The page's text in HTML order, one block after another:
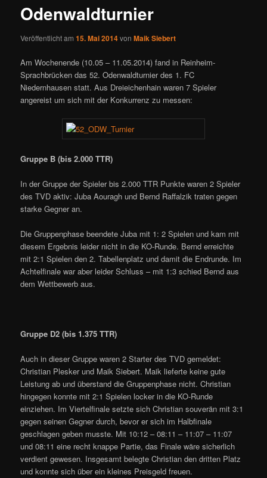
Odenwaldturnier
Veröffentlicht am15. Mai 2014vonMaik Siebert
Am Wochenende (10.05 – 11.05.2014) fand in Reinheim-
Sprachbrücken das 52. Odenwaldturnier des 1. FC
Niedernhausen statt. Aus Dreieichenhain waren 7 Spieler
angereist um sich mit der Konkurrenz zu messen:
Gruppe B (bis 2.000 TTR)
In der Gruppe der Spieler bis 2.000 TTR Punkte waren 2 Spieler
des TVD aktiv: Juba Aouragh und Bernd Raffalzik traten gegen
starke Gegner an.
Die Gruppenphase beendete Juba mit 1: 2 Spielen und kam mit
diesem Ergebnis leider nicht in die KO-Runde. Bernd erreichte
mit 2:1 Spielen den 2. Tabellenplatz und damit die Endrunde. Im
Achtelfinale war aber leider Schluss – mit 1:3 schied Bernd aus
dem Wettbewerb aus.
Gruppe D2 (bis 1.375 TTR)
Auch in dieser Gruppe waren 2 Starter des TVD gemeldet:
Christian Plesker und Maik Siebert. Maik lieferte keine gute
Leistung ab und überstand die Gruppenphase nicht. Christian
hingegen konnte mit 2:1 Spielen locker in die KO-Runde
einziehen. Im Viertelfinale setzte sich Christian souverän mit 3:1
gegen seinen Gegner durch, bevor er sich im Halbfinale
geschlagen geben musste. Mit 10:12 – 08:11 – 11:07 – 11:07
und 08:11 eine recht knappe Partie, das Finale wäre sicherlich
verdient gewesen. Insgesamt belegte Christian den dritten Platz
und konnte sich über ein kleines Preisgeld freuen.